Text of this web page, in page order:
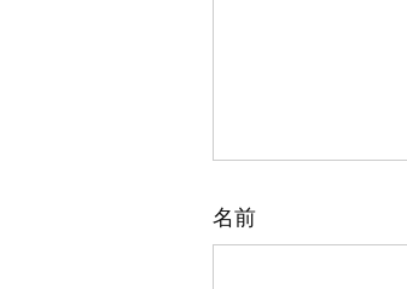
名前